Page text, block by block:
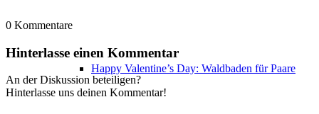
Happy Valentine’s Day: Waldbaden für Paare
0 Kommentare
Hinterlasse einen Kommentar
An der Diskussion beteiligen?
Hinterlasse uns deinen Kommentar!